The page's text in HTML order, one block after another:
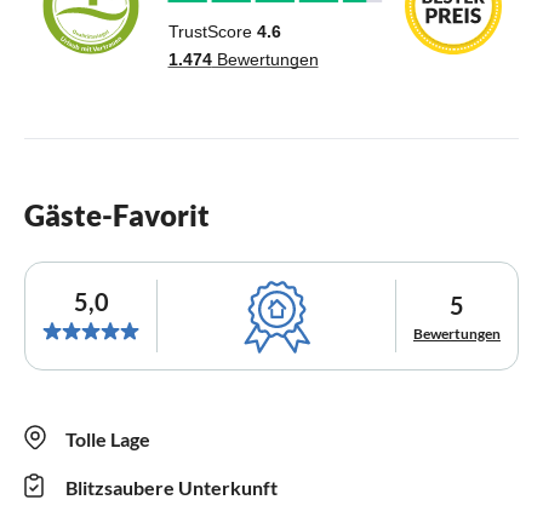
Gäste-Favorit
5,0 5
Bewertungen
Tolle Lage
Blitzsaubere Unterkunft